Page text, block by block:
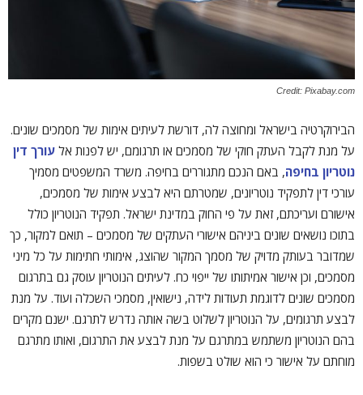
Credit: Pixabay.com
הבירוקרטיה בישראל ומחוצה לה, דורשת לעיתים אימות של מסמכים שונים.
על מנת לקבל העתק חוקי של מסמכים או תרגומם, יש לפנות אל עורך דין
נוטריון בחיפה, באם הנכם מתגוררים בחיפה. משרד המשפטים מסמיך
עורכי דין לתפקיד נוטריונים, שמטרתם היא לבצע אימות של מסמכים,
אישורם ועריכתם, זאת על פי החוק במדינת ישראל. תפקיד הנוטריון כולל
בתוכו נושאים שונים ביניהם אישורי העתקים של מסמכים – תואם למקור, כך
שמדובר בעותק מדויק של מסמך המקור שהוצג, אימותי חתימות על כל מיני
מסמכים, וכן אישור אמיתותו של ייפוי כח. לעיתים הנוטריון עוסק גם בתרגום
מסמכים שונים לדוגמת תעודות לידה, נישואין, מסמכי השכלה ועוד. על מנת
לבצע תרגומים, על הנוטריון לשלוט בשה אותה נדרש לתרגם. ישנם מקרים
בהם הנוטריון משתמש במתרגם על מנת לבצע את התרגום, ואותו מתרגם
מוחתם על אישור כי הוא שולט בשפות.